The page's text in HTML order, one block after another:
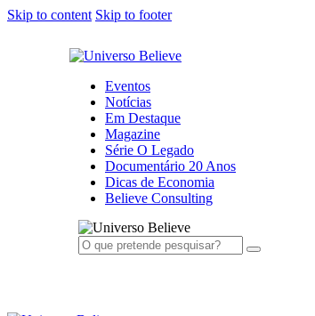
Skip to content Skip to footer
Eventos
Notícias
Em Destaque
Magazine
Série O Legado
Documentário 20 Anos
Dicas de Economia
Believe Consulting